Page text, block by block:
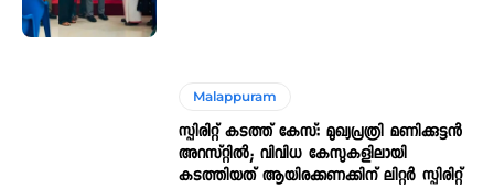
Malappuram
സ്പിരിറ്റ് കടത്ത് കേസ്: മുഖ്യപ്രത്രി മണിക്കുട്ടൻ
അറസ്റ്റിൽ; വിവിധ കേസുകളിലായി
കടത്തിയത് ആയിരക്കണക്കിന് ലിറ്റർ സ്പിരിറ്റ്